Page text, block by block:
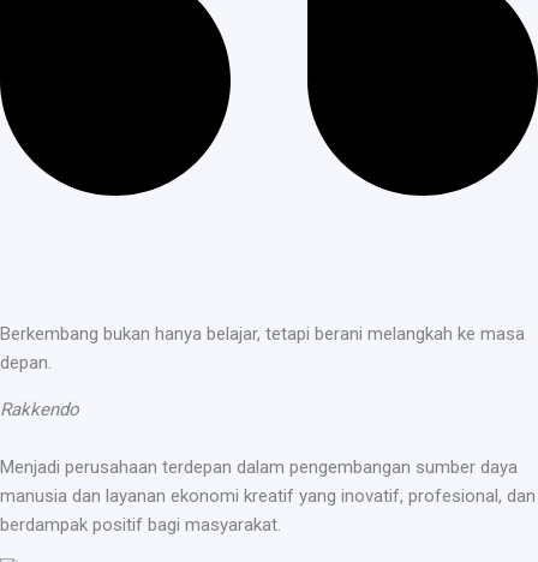
Berkembang bukan hanya belajar, tetapi berani melangkah ke masa
depan.
Rakkendo
Menjadi perusahaan terdepan dalam pengembangan sumber daya
manusia dan layanan ekonomi kreatif yang inovatif, profesional, dan
berdampak positif bagi masyarakat.